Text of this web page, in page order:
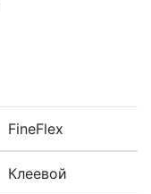
FineFlex
Клеевой